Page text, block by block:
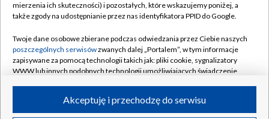
Naziemna Telewizja Cyfrowa
Rada Programowa
System NOS
Informacje o nadawcy
Program dla prasy
Pomoc
Kontakt
Kanały
mierzenia ich skuteczności) i pozostałych, które wskazujemy poniżej, a
także zgody na udostępnianie przez nas identyfikatora PPID do Google.
Twoje dane osobowe zbierane podczas odwiedzania przez Ciebie naszych
poszczególnych serwisówzwanych dalej „Portalem”, w tym informacje
zapisywane za pomocą technologii takich jak: pliki cookie, sygnalizatory
WWW lub innych podobnych technologii umożliwiających świadczenie
ruchu w Internecie.Akceptuję i przechodzę do serwisu